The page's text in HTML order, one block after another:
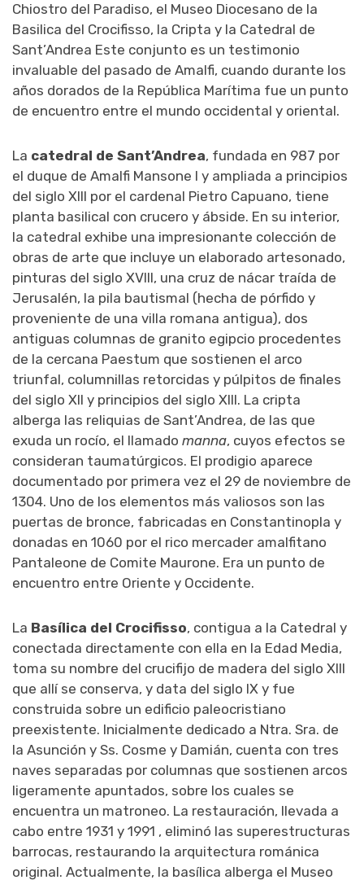
Chiostro del Paradiso, el Museo Diocesano de la
Basilica del Crocifisso, la Cripta y la Catedral de
Sant’Andrea Este conjunto es un testimonio
invaluable del pasado de Amalfi, cuando durante los
años dorados de la República Marítima fue un punto
de encuentro entre el mundo occidental y oriental.
La catedral de Sant’Andrea, fundada en 987 por
el duque de Amalfi Mansone I y ampliada a principios
del siglo XIII por el cardenal Pietro Capuano, tiene
planta basilical con crucero y ábside. En su interior,
la catedral exhibe una impresionante colección de
obras de arte que incluye un elaborado artesonado,
pinturas del siglo XVIII, una cruz de nácar traída de
Jerusalén, la pila bautismal (hecha de pórfido y
proveniente de una villa romana antigua), dos
antiguas columnas de granito egipcio procedentes
de la cercana Paestum que sostienen el arco
triunfal, columnillas retorcidas y púlpitos de finales
del siglo XII y principios del siglo XIII. La cripta
alberga las reliquias de Sant’Andrea, de las que
exuda un rocío, el llamado manna, cuyos efectos se
consideran taumatúrgicos. El prodigio aparece
documentado por primera vez el 29 de noviembre de
1304. Uno de los elementos más valiosos son las
puertas de bronce, fabricadas en Constantinopla y
donadas en 1060 por el rico mercader amalfitano
Pantaleone de Comite Maurone. Era un punto de
encuentro entre Oriente y Occidente.
La Basílica del Crocifisso, contigua a la Catedral y
conectada directamente con ella en la Edad Media,
toma su nombre del crucifijo de madera del siglo XIII
que allí se conserva, y data del siglo IX y fue
construida sobre un edificio paleocristiano
preexistente. Inicialmente dedicado a Ntra. Sra. de
la Asunción y Ss. Cosme y Damián, cuenta con tres
naves separadas por columnas que sostienen arcos
ligeramente apuntados, sobre los cuales se
encuentra un matroneo. La restauración, llevada a
cabo entre 1931 y 1991 , eliminó las superestructuras
barrocas, restaurando la arquitectura románica
original. Actualmente, la basílica alberga el Museo